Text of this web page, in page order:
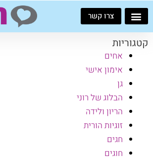
דילוג
לתוכן
צרו קשר
קטגוריות
אחים
אימון אישי
גן
הבלוג של רוני
הריון ולידה
זוגיות הורית
חגים
חוגים